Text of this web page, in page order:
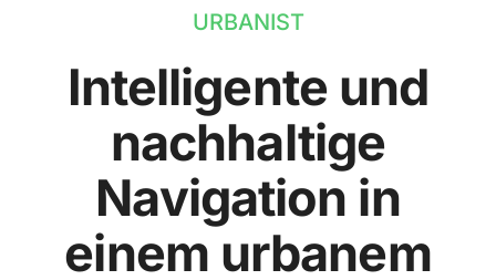
URBANIST
Intelligente und
nachhaltige
Navigation in
einem urbanem